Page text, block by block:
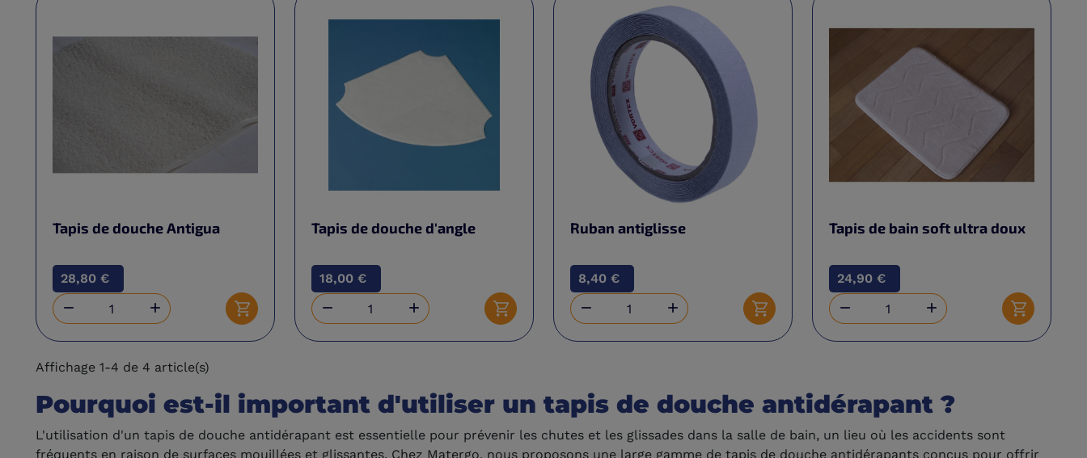
Tapis de douche Antigua
28,80 €
 
Ajouter au panier
Tapis de douche d'angle
18,00 €
 
Ajouter au panier
Ruban antiglisse
8,40 €
 
Ajouter au panier
Tapis de bain soft ultra doux
24,90 €
 
Ajouter au
Affichage 1-4 de 4 article(s)
Pourquoi est-il important d'utiliser un tapis de douche antidérapant ?
L'utilisation d'un tapis de douche antidérapant est essentielle pour prévenir les chutes et les glissades dans la salle de bain, un lieu où les accidents sont
fréquents en raison de surfaces mouillées et glissantes. Chez Matergo, nous proposons une large gamme de tapis de douche antidérapants conçus pour offrir